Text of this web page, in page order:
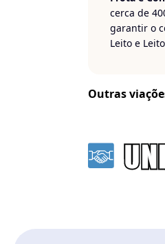
cerca de
garantir o
Leito e
oferece
veículos
Outras